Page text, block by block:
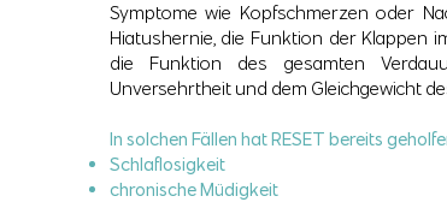
Symptome wie Kopfschmerzen oder
Hiatushernie, die Funktion der Klappen
die Funktion des gesamten
Unversehrtheit und dem Gleichgewicht
In solchen Fällen hat RESET bereits
Schlaflosigkeit
chronische Müdigkeit